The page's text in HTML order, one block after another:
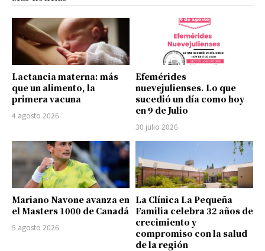
Lactancia materna: más
que un alimento, la
primera vacuna
4 agosto 2026
Efemérides
nuevejulienses. Lo que
sucedió un día como hoy
en 9 de Julio
30 julio 2026
Mariano Navone avanza en
el Masters 1000 de Canadá
5 agosto 2026
La Clínica La Pequeña
Familia celebra 32 años de
crecimiento y
compromiso con la salud
de la región